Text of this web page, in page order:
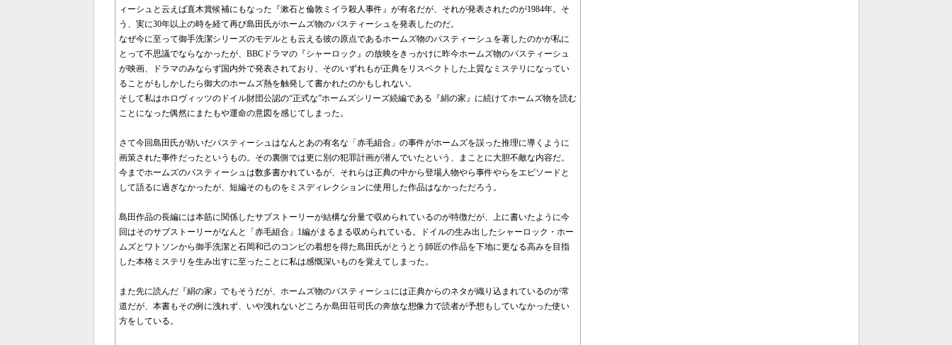
ィーシュと云えば直木賞候補にもなった『漱石と倫敦ミイラ殺人事件』が有名だが、それが発表されたのが1984年。そ
う、実に30年以上の時を経て再び島田氏がホームズ物のパスティーシュを発表したのだ。
なぜ今に至って御手洗潔シリーズのモデルとも云える彼の原点であるホームズ物のパスティーシュを著したのかが私に
とって不思議でならなかったが、BBCドラマの『シャーロック』の放映をきっかけに昨今ホームズ物のパスティーシュ
が映画、ドラマのみならず国内外で発表されており、そのいずれもが正典をリスペクトした上質なミステリになってい
ることがもしかしたら御大のホームズ熱を触発して書かれたのかもしれない。
そして私はホロヴィッツのドイル財団公認の“正式な”ホームズシリーズ続編である『絹の家』に続けてホームズ物を読む
ことになった偶然にまたもや運命の意図を感じてしまった。
さて今回島田氏が紡いだパスティーシュはなんとあの有名な「赤毛組合」の事件がホームズを誤った推理に導くように
画策された事件だったというもの。その裏側では更に別の犯罪計画が潜んでいたという、まことに大胆不敵な内容だ。
今までホームズのパスティーシュは数多書かれているが、それらは正典の中から登場人物やら事件やらをエピソードと
して語るに過ぎなかったが、短編そのものをミスディレクションに使用した作品はなかっただろう。
島田作品の長編には本筋に関係したサブストーリーが結構な分量で収められているのが特徴だが、上に書いたように今
回はそのサブストーリーがなんと「赤毛組合」1編がまるまる収められている。ドイルの生み出したシャーロック・ホー
ムズとワトソンから御手洗潔と石岡和己のコンビの着想を得た島田氏がとうとう師匠の作品を下地に更なる高みを目指
した本格ミステリを生み出すに至ったことに私は感慨深いものを覚えてしまった。
また先に読んだ『絹の家』でもそうだが、ホームズ物のパスティーシュには正典からのネタが織り込まれているのが常
道だが、本書もその例に洩れず、いや洩れないどころか島田荘司氏の奔放な想像力で読者が予想もしていなかった使い
方をしている。